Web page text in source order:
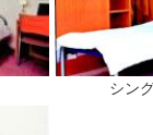
シン